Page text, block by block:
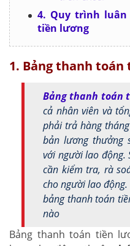
4. Quy trình luân
tiền lương
1. Bảng thanh toán
Bảng thanh toán
cả nhân viên và
phải trả hàng
bản lương thưởng
với người lao động.
cần kiểm tra, rà
cho người lao động.
bảng thanh toán
nào
Bảng thanh toán tiền